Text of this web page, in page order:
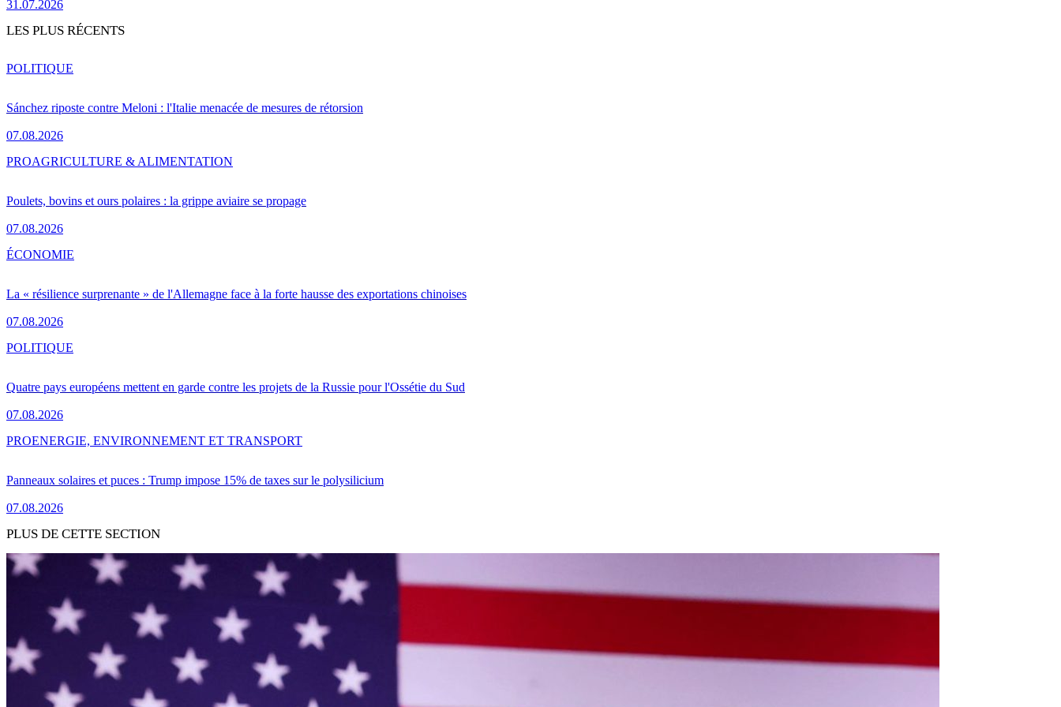
31.07.2026
LES PLUS RÉCENTS
Sánchez riposte contre Meloni : l'Italie menacée de mesures de rétorsion
07.08.2026
POLITIQUE
Poulets, bovins et ours polaires : la grippe aviaire se propage
07.08.2026
PROAGRICULTURE & ALIMENTATION
La « résilience surprenante » de l'Allemagne face à la forte hausse des exportations chinoises
07.08.2026
ÉCONOMIE
Quatre pays européens mettent en garde contre les projets de la Russie pour l'Ossétie du Sud
07.08.2026
POLITIQUE
Panneaux solaires et puces : Trump impose 15% de taxes sur le polysilicium
07.08.2026
PROENERGIE, ENVIRONNEMENT ET TRANSPORT
PLUS DE CETTE SECTION